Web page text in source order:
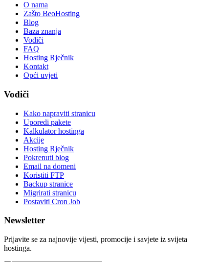
O nama
Zašto BeoHosting
Blog
Baza znanja
Vodiči
FAQ
Hosting Rječnik
Kontakt
Opći uvjeti
Vodiči
Kako napraviti stranicu
Uporedi pakete
Kalkulator hostinga
Akcije
Hosting Rječnik
Pokrenuti blog
Email na domeni
Koristiti FTP
Backup stranice
Migrirati stranicu
Postaviti Cron Job
Newsletter
Prijavite se za najnovije vijesti, promocije i savjete iz svijeta
hostinga.